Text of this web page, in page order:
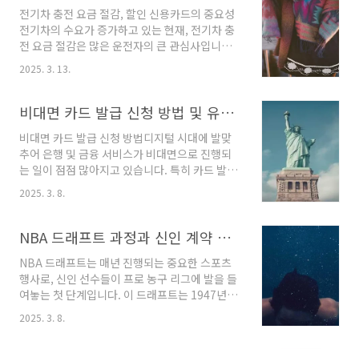
니다. 다양한 상태의 글러브를 분류하여 추천드
리겠습니다.1. A급 상태A급 상태의 중고 글러브
는 거의 새 것과 다름없이 훌륭한 품질을 자랑합
니다. 일반적으로 사용 흔적이 적고, 가죽의 탄력
대가 다소 높을 수 있지만, 장기적으로 볼 때 투자
가치가 큽니다..
전기차 충전 요금 절감, 할인 신용카드의 중요성
전기차의 수요가 증가하고 있는 현재, 전기차 충
전 요금 절감은 많은 운전자의 큰 관심사입니다.
특히 충전소에서 발생하는 요금이 상당하다는 점
에서, 적절한 신용카드를 선택하는 것이 많은 비
차 운전자들은 다양한 할인 혜택을 제공하는 카
방법을 고민하고 있습니다.전기차 충전 카드의
필요성과 혜택전기차 충전 카드의 필요성이 점점
강조되고 있습니다. 이러한 카드를 통해 얻는 할
인 혜택은 단순히 충전 비용을 줄이는 것에 그치
할인 기준과 다양한 프로모션을 제공하기 때문
에, 적절한 카드를..
2025. 3. 13.
비대면 카드 발급 신청 방법 및 유의사항
비대면 카드 발급 신청 방법디지털 시대에 발맞
추어 은행 및 금융 서비스가 비대면으로 진행되
는 일이 점점 많아지고 있습니다. 특히 카드 발급
절차가 간소화되면서, 이제는 집에서 간편하게
카드 신청을 할 수 있게 되었습니다. 이 글에서는
주의사항에 대해 자세히 알아보겠습니다.비대면
카드 신청 절차비대면 카드 발급 신청은 다음과
같은 단계로 진행됩니다. 절차를 명확히 이해하
면 신청 과정이 더욱 원활해질 것입니다.앱이나
웹사이트 접속: 신청하고자 하는 카드의 발급 기
관 웹사이트에 접속하거나, 해당 금융 기관의 모
2025. 3. 8.
NBA 드래프트 과정과 신인 계약 조건
NBA 드래프트는 매년 진행되는 중요한 스포츠
행사로, 신인 선수들이 프로 농구 리그에 발을 들
여놓는 첫 단계입니다. 이 드래프트는 1947년부
팀이 신인 선수들을 선택할 수 있는 기회를 제공
2025. 3. 8.